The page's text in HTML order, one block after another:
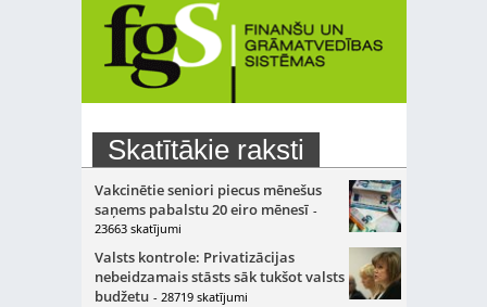
Skatītākie raksti
Vakcinētie seniori piecus mēnešus
saņems pabalstu 20 eiro mēnesī -
23663 skatījumi
Valsts kontrole: Privatizācijas
nebeidzamais stāsts sāk tukšot valsts
budžetu - 28719 skatījumi